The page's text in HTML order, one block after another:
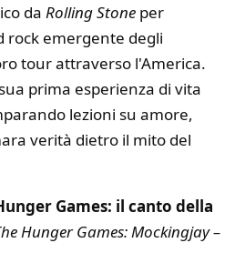
da Rolling Stone per
rock emergente degli
tour attraverso l'America.
prima esperienza di vita
lezioni su amore,
verità dietro il mito del
Games: il canto della
Hunger Games: Mockingjay –